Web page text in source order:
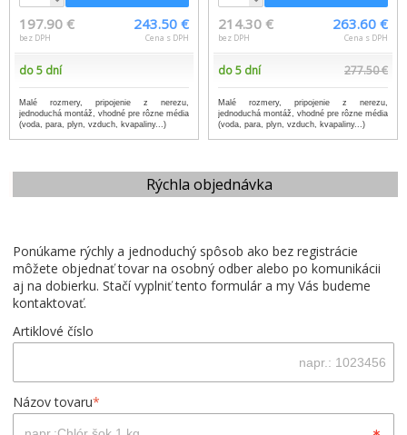
Rýchla objednávka
Ponúkame rýchly a jednoduchý spôsob ako bez registrácie
môžete objednať tovar na osobný odber alebo po komunikácii
aj na dobierku. Stačí vyplniť tento formulár a my Vás budeme
kontaktovať.
Artiklové číslo
Názov tovaru*
197.90 €
bez DPH
243.50 €
Cena s DPH
do 5 dní
Malé rozmery, pripojenie z nerezu,
jednoduchá montáž, vhodné pre rôzne média
(voda, para, plyn, vzduch, kvapaliny...)
214.30 €
bez DPH
263.60 €
Cena s DPH
do 5 dní 277.50 €
Malé rozmery, pripojenie z nerezu,
jednoduchá montáž, vhodné pre rôzne média
(voda, para, plyn, vzduch, kvapaliny...)